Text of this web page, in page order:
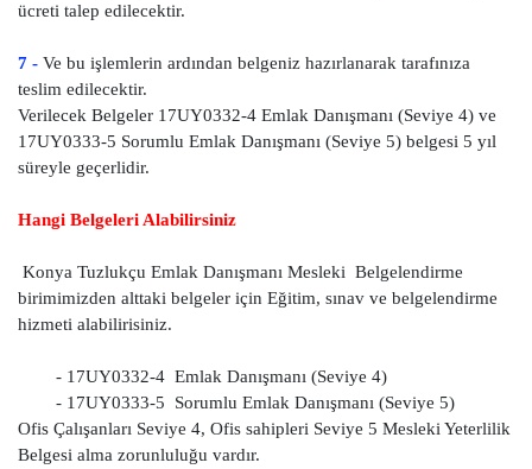
ücreti talep edilecektir.
7 - Ve bu işlemlerin ardından belgeniz hazırlanarak tarafınıza
teslim edilecektir.
Verilecek Belgeler 17UY0332-4 Emlak Danışmanı (Seviye 4) ve
17UY0333-5 Sorumlu Emlak Danışmanı (Seviye 5) belgesi 5 yıl
süreyle geçerlidir.
Hangi Belgeleri Alabilirsiniz
Konya Tuzlukçu Emlak Danışmanı Mesleki Belgelendirme
birimimizden alttaki belgeler için Eğitim, sınav ve belgelendirme
hizmeti alabilirisiniz.
- 17UY0332-4 Emlak Danışmanı (Seviye 4)
- 17UY0333-5 Sorumlu Emlak Danışmanı (Seviye 5)
Ofis Çalışanları Seviye 4, Ofis sahipleri Seviye 5 Mesleki Yeterlilik
Belgesi alma zorunluluğu vardır.